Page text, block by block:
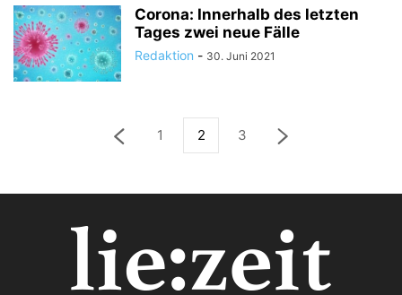
Corona: Innerhalb des letzten
Tages zwei neue Fälle
Redaktion - 30. Juni 2021
1 2 3